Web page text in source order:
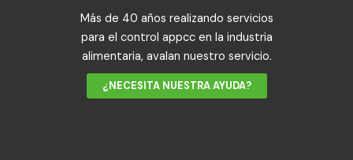
Más de 40 años realizando servicios
para el control appcc en la industria
alimentaria, avalan nuestro servicio.
¿NECESITA NUESTRA AYUDA?